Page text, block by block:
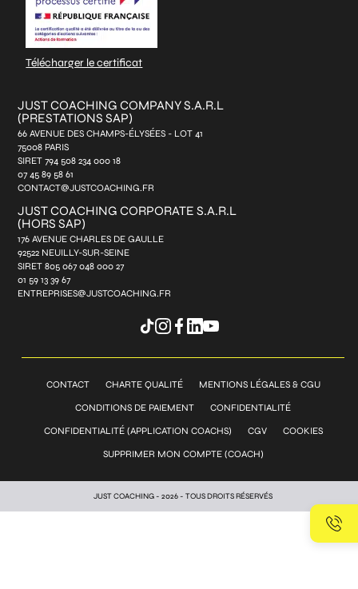
Télécharger le certificat
JUST COACHING COMPANY S.A.R.L
(PRESTATIONS SAP)
66 AVENUE DES CHAMPS-ÉLYSÉES - LOT 41
75008 PARIS
SIRET 794 508 234 000 18
07 45 89 58 61
CONTACT@JUSTCOACHING.FR
JUST COACHING CORPORATE S.A.R.L
(HORS SAP)
176 AVENUE CHARLES DE GAULLE
92522 NEUILLY-SUR-SEINE
SIRET 805 067 048 000 27
01 59 13 39 67
ENTREPRISES@JUSTCOACHING.FR
CONTACT CHARTE QUALITÉ MENTIONS LÉGALES & CGU
CONDITIONS DE PAIEMENT CONFIDENTIALITÉ
CONFIDENTIALITÉ (APPLICATION COACHS) CGV COOKIES
SUPPRIMER MON COMPTE (COACH)
JUST COACHING - 2026 - TOUS DROITS RÉSERVÉS